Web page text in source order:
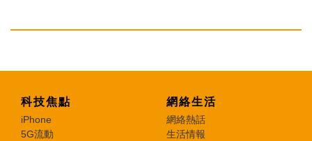
科技焦點
iPhone
5G流動
網絡生活
網絡熱話
生活情報